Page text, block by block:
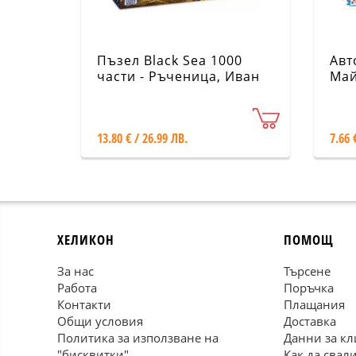
Пъзел Black Sea 1000
части - Ръченица, Иван
13.80 € / 26.99 ЛВ. 7.66
ХЕЛИКОН
За нас
Работа
Контакти
Общи условия
Политика за използване на
ПОМОЩ
Търсене
Поръчка
Плащания
Доставка
Данни за